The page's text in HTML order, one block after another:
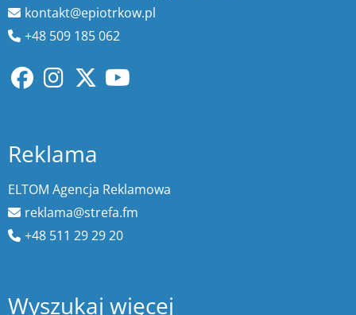
kontakt@epiotrkow.pl
+48 509 185 062
Reklama
ELTOM Agencja Reklamowa
reklama@strefa.fm
+48 511 29 29 20
Wyszukaj więcej